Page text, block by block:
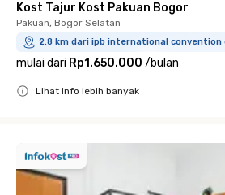
Kost Tajur Kost Pakuan Bogor
Pakuan, Bogor Selatan
2.8 km dari ipb international convention
mulai dari Rp1.650.000 /bulan
Lihat info lebih banyak